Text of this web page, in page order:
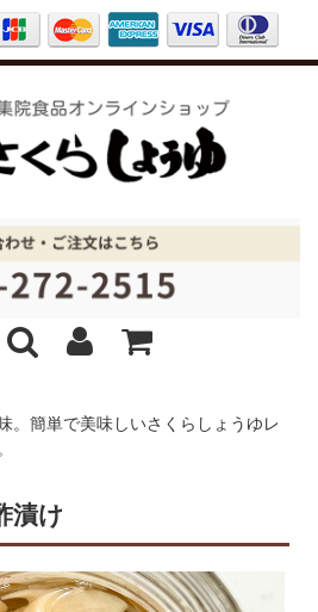
。簡単で美味しいさくらしょうゆレ
漬け